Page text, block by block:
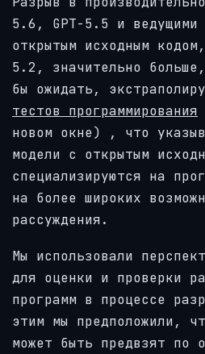
5.6, GPT-5.5 и ведущими
открытым исходным
5.2, значительно
бы ожидать,
тестов программирования
новом окне)
, что
модели с открытым
специализируются на
на более широких
рассуждения.
Мы использовали
для оценки и проверки
программ в процессе
этим мы предположили,
может быть предвзят по